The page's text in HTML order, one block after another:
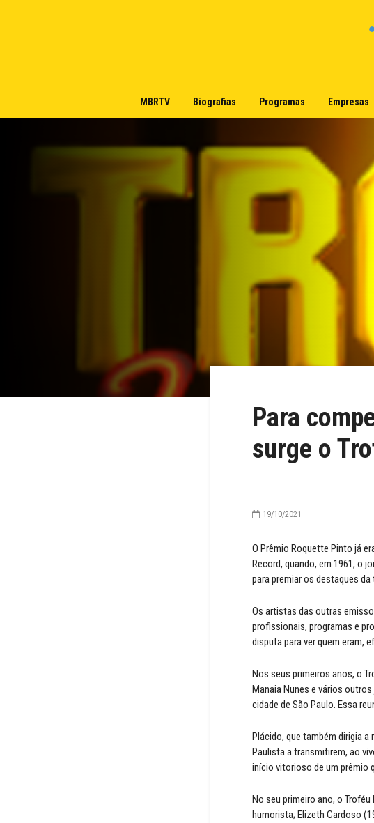
MBRTV Biografias Programas Empresas
Para
surge o
19/10/2021
O Prêmio Roquette Pinto já
Record, quando, em 1961, o
para premiar os destaques
Os artistas das outras
profissionais, programas e
disputa para ver quem eram,
Nos seus primeiros anos, o
Manaia Nunes e vários
cidade de São Paulo. Essa
Plácido, que também dirigia a
Paulista a transmitirem, ao
início vitorioso de um prêmio
No seu primeiro ano, o
humorista; Elizeth Cardoso